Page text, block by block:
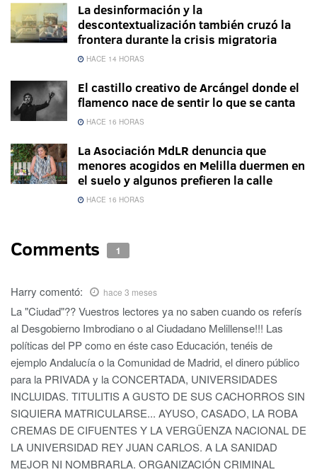
La desinformación y la
descontextualización también cruzó la
frontera durante la crisis migratoria
HACE 14 HORAS
El castillo creativo de Arcángel donde el
flamenco nace de sentir lo que se canta
HACE 16 HORAS
La Asociación MdLR denuncia que
menores acogidos en Melilla duermen en
el suelo y algunos prefieren la calle
HACE 16 HORAS
Comments 1
Harry comentó: hace 3 meses
La "Ciudad"?? Vuestros lectores ya no saben cuando os referís
al Desgobierno Imbrodiano o al Ciudadano Melillense!!! Las
políticas del PP como en éste caso Educación, tenéis de
ejemplo Andalucía o la Comunidad de Madrid, el dinero público
para la PRIVADA y la CONCERTADA, UNIVERSIDADES
INCLUIDAS. TITULITIS A GUSTO DE SUS CACHORROS SIN
SIQUIERA MATRICULARSE... AYUSO, CASADO, LA ROBA
CREMAS DE CIFUENTES Y LA VERGÜENZA NACIONAL DE
LA UNIVERSIDAD REY JUAN CARLOS. A LA SANIDAD
MEJOR NI NOMBRARLA. ORGANIZACIÓN CRIMINAL